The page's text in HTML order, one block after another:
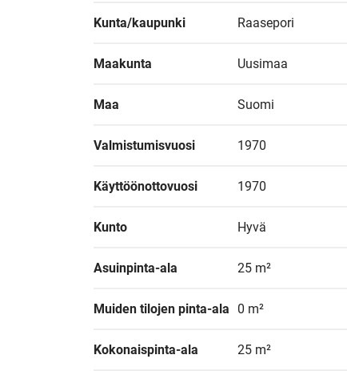
Kunta/kaupunki Raasepori
Maakunta Uusimaa
Maa Suomi
Valmistumisvuosi 1970
Käyttöönottovuosi 1970
Kunto Hyvä
Asuinpinta-ala 25 m²
Muiden tilojen pinta-ala 0 m²
Kokonaispinta-ala 25 m²